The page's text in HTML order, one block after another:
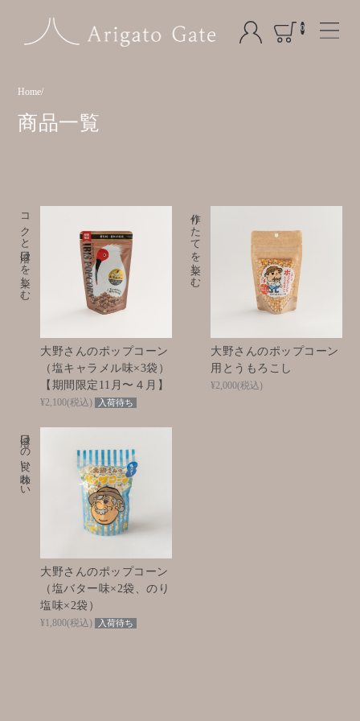
0
Home
商品一覧
大野さんのポップコーン
（塩キャラメル味×3袋）
【期間限定11月〜４月】
コクと口溶けを楽しむ
¥2,100(税込) 入荷待ち
大野さんのポップコーン
用とうもろこし
作りたてを楽しむ
¥2,000(税込)
大野さんのポップコーン
（塩バター味×2袋、のり
塩味×2袋）
口溶けの良い味わい
¥1,800(税込) 入荷待ち